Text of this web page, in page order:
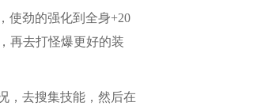
使劲的强化到全身+20
再去打怪爆更好的装
，去搜集技能，然后在